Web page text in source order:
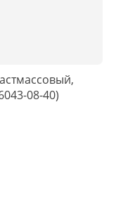
08-40)